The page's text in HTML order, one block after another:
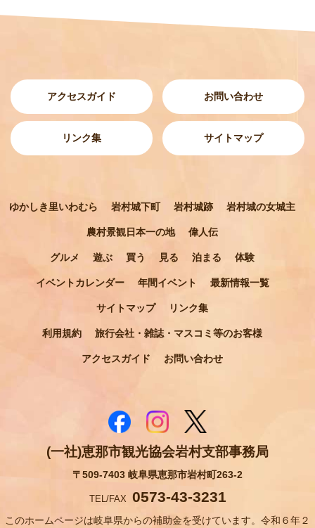
アクセスガイド お問い合わせ
リンク集 サイトマップ
ゆかしき里いわむら 岩村城下町 岩村城跡 岩村城の女城主
農村景観日本一の地 偉人伝
グルメ 遊ぶ 買う 見る 泊まる 体験
イベントカレンダー 年間イベント 最新情報一覧
サイトマップ リンク集
利用規約 旅行会社・雑誌・マスコミ等のお客様
アクセスガイド お問い合わせ
(一社)恵那市観光協会岩村支部事務局
〒509-7403 岐阜県恵那市岩村町263-2
TEL/FAX 0573-43-3231
このホームページは岐阜県からの補助金を受けています。令和６年２